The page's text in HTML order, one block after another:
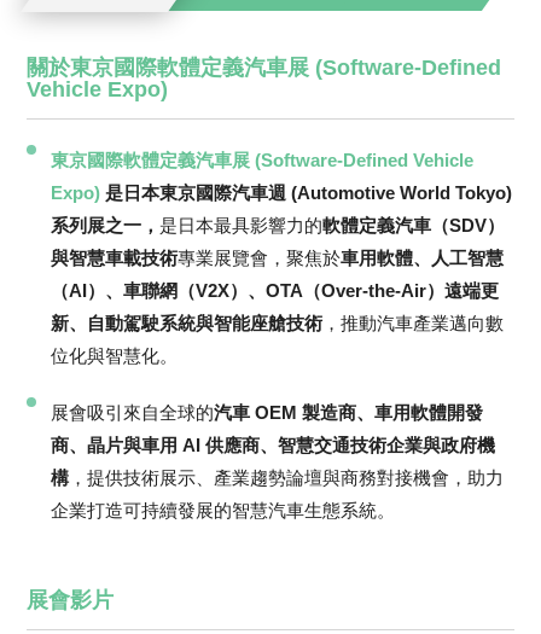
關於東京國際軟體定義汽車展 (Software-Defined
Vehicle Expo)
東京國際軟體定義汽車展 (Software-Defined Vehicle
Expo)是日本東京國際汽車週 (Automotive World Tokyo)
系列展之一， 是日本最具影響力的軟體定義汽車（SDV）
與智慧車載技術專業展覽會，聚焦於車用軟體、人工智慧
（AI）、車聯網（V2X）、OTA（Over-the-Air）遠端更
新、自動駕駛系統與智能座艙技術 ，推動汽車產業邁向數
位化與智慧化。
展會吸引來自全球的汽車 OEM 製造商、車用軟體開發
商、晶片與車用 AI 供應商、智慧交通技術企業與政府機
構，提供技術展示、產業趨勢論壇與商務對接機會，助力
企業打造可持續發展的智慧汽車生態系統。
展會影片